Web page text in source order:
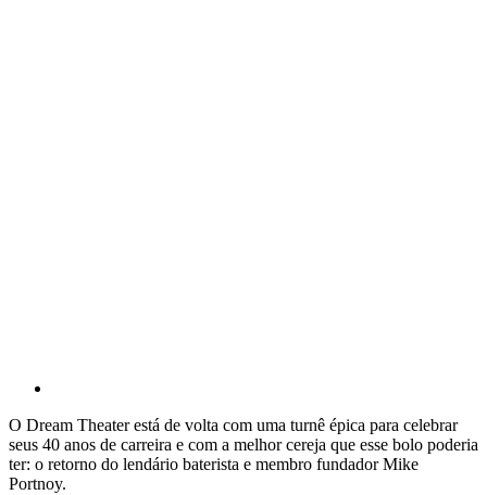
O Dream Theater está de volta com uma turnê épica para celebrar
seus 40 anos de carreira e com a melhor cereja que esse bolo poderia
ter: o retorno do lendário baterista e membro fundador Mike
Portnoy.